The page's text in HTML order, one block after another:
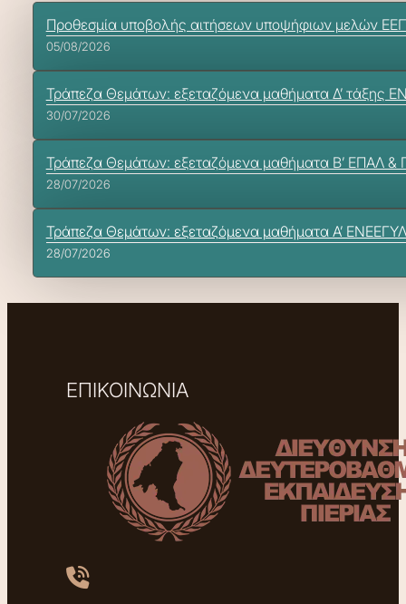
Προθεσμία υποβολής αιτήσεων υποψήφιων μελών ΕΕΠ-
05/08/2026
Τράπεζα Θεμάτων: εξεταζόμενα μαθήματα Δ’ τάξης
30/07/2026
Τράπεζα Θεμάτων: εξεταζόμενα μαθήματα Β’ ΕΠΑΛ
28/07/2026
Τράπεζα Θεμάτων: εξεταζόμενα μαθήματα Α’
28/07/2026
ΕΠΙΚΟΙΝΩΝΙΑ